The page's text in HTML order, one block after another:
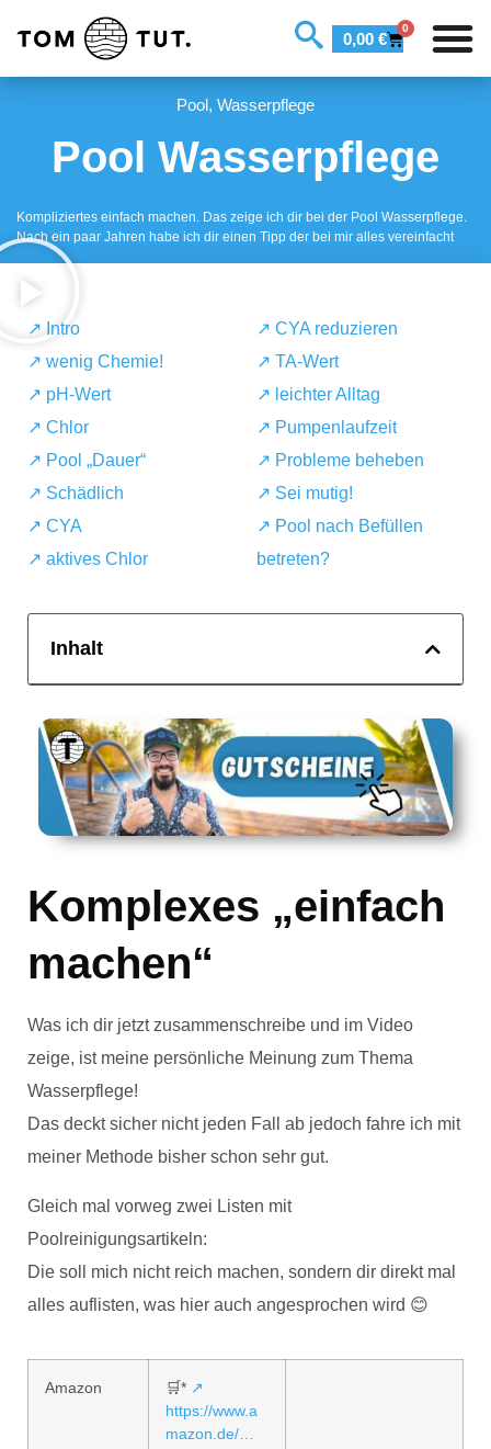
0,00 €
0
Pool, Wasserpflege
Pool Wasserpflege
Kompliziertes einfach machen. Das zeige ich dir bei der Pool Wasserpflege.
Nach ein paar Jahren habe ich dir einen Tipp der bei mir alles vereinfacht
↗️ Intro
↗️ wenig Chemie!
↗️ pH-Wert
↗️ Chlor
↗️ Pool „Dauer“
↗️ Schädlich
↗️ CYA
↗️ aktives Chlor
↗️ CYA reduzieren
↗️ TA-Wert
↗️ leichter Alltag
↗️ Pumpenlaufzeit
↗️ Probleme beheben
↗️ Sei mutig!
↗️ Pool nach Befüllen
betreten?
Inhalt
Komplexes „einfach
machen“
Was ich dir jetzt zusammenschreibe und im Video
zeige, ist meine persönliche Meinung zum Thema
Wasserpflege!
Das deckt sicher nicht jeden Fall ab jedoch fahre ich mit
meiner Methode bisher schon sehr gut.
Gleich mal vorweg zwei Listen mit
Poolreinigungsartikeln:
Die soll mich nicht reich machen, sondern dir direkt mal
alles auflisten, was hier auch angesprochen wird 😊
Amazon 🛒* ↗
https://www.a
mazon.de/…